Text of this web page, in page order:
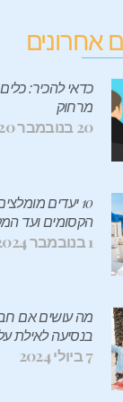
אחרונים
כדאי להכיר:
מרחוק
20 בנובמבר 2020
10 יעדים
הקסומים ועד
1 בנובמבר 2024
מה עושים אם
בנסיעה לאילת
7 ביולי 2024